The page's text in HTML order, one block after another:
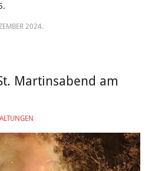
2024.
Martinsabend am